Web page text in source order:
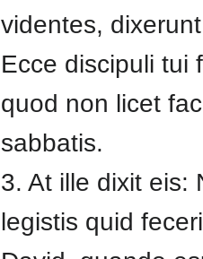
videntes,
Ecce discipuli tui
quod non licet
sabbatis.
3. At ille dixit eis:
legistis quid